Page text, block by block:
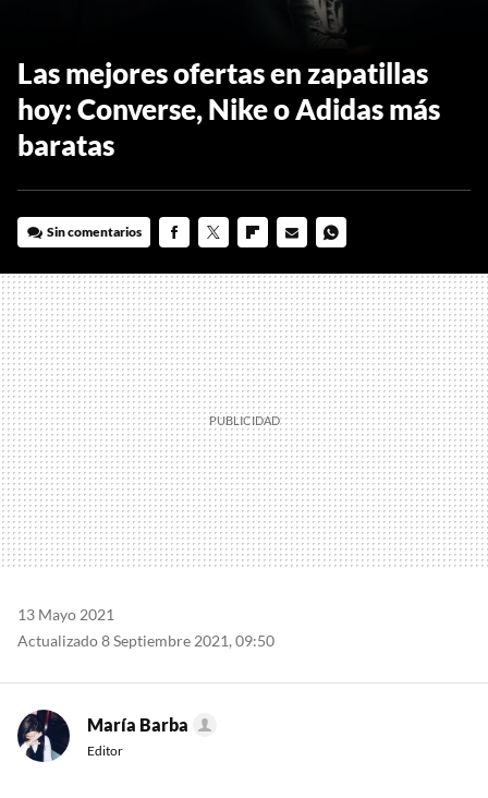
Las mejores ofertas en zapatillas
hoy: Converse, Nike o Adidas más
baratas
Sin comentarios
MAIL
13 Mayo 2021
Actualizado 8 Septiembre 2021, 09:50
María Barba
Editor